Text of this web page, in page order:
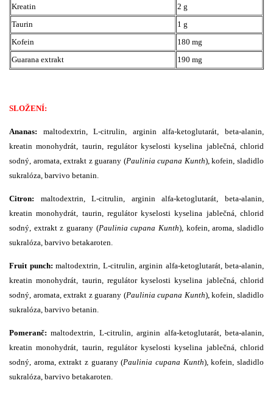
Kreatin
2 g
Taurin
1 g
Kofein
180 mg
Guarana extrakt
190 mg
SLOŽENÍ:
Ananas: maltodextrin, L-citrulin, arginin alfa-ketoglutarát, beta-alanin,
kreatin monohydrát, taurin, regulátor kyselosti kyselina jablečná, chlorid
sodný, aromata, extrakt z guarany (Paulinia cupana Kunth), kofein, sladidlo
sukralóza, barvivo betanin.
Citron: maltodextrin, L-citrulin, arginin alfa-ketoglutarát, beta-alanin,
kreatin monohydrát, taurin, regulátor kyselosti kyselina jablečná, chlorid
sodný, extrakt z guarany (Paulinia cupana Kunth), kofein, aroma, sladidlo
sukralóza, barvivo betakaroten.
Fruit punch: maltodextrin, L-citrulin, arginin alfa-ketoglutarát, beta-alanin,
kreatin monohydrát, taurin, regulátor kyselosti kyselina jablečná, chlorid
sodný, aromata, extrakt z guarany (Paulinia cupana Kunth), kofein, sladidlo
sukralóza, barvivo betanin.
Pomeranč: maltodextrin, L-citrulin, arginin alfa-ketoglutarát, beta-alanin,
kreatin monohydrát, taurin, regulátor kyselosti kyselina jablečná, chlorid
sodný, aroma, extrakt z guarany (Paulinia cupana Kunth), kofein, sladidlo
sukralóza, barvivo betakaroten.